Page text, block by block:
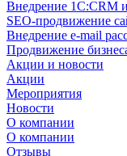
Внедрение 1C:CRM
SEO-продвижение
Внедрение e-mail
Продвижение
Акции и новости
Акции
Мероприятия
Новости
О компании
О компании
Отзывы